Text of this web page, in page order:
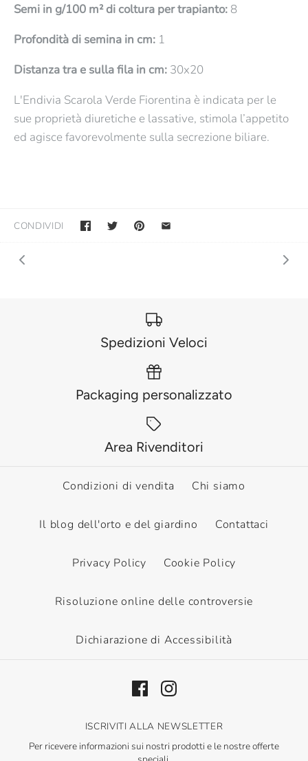
Semi in g/100 m² di coltura per trapianto: 8
Profondità di semina in cm: 1
Distanza tra e sulla fila in cm: 30x20
L'Endivia Scarola Verde Fiorentina è indicata per le
sue proprietà diuretiche e lassative, stimola l’appetito
ed agisce favorevolmente sulla secrezione biliare.
CONDIVIDI
Spedizioni Veloci
Packaging personalizzato
Area Rivenditori
Condizioni di vendita Chi siamo
Il blog dell'orto e del giardino Contattaci
Privacy Policy Cookie Policy
Risoluzione online delle controversie
Dichiarazione di Accessibilità
ISCRIVITI ALLA NEWSLETTER
Per ricevere informazioni sui nostri prodotti e le nostre offerte